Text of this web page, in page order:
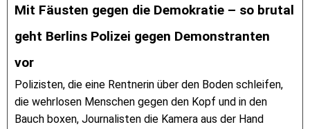
Mit Fäusten gegen die Demokratie – so brutal
geht Berlins Polizei gegen Demonstranten
vor
Polizisten, die eine Rentnerin über den Boden schleifen,
die wehrlosen Menschen gegen den Kopf und in den
Bauch boxen, Journalisten die Kamera aus der Hand